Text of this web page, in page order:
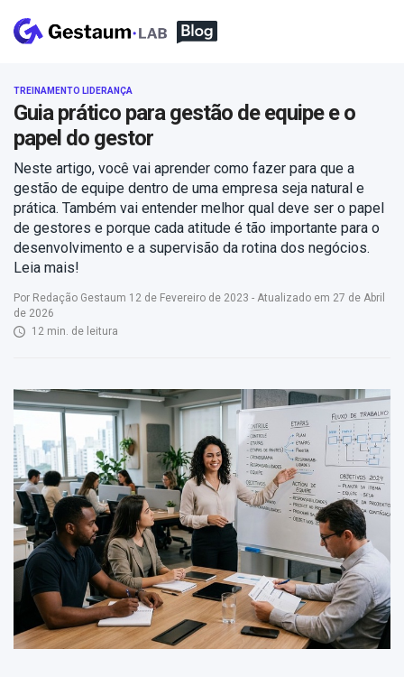
TREINAMENTO LIDERANÇA
Guia prático para gestão de equipe e o
papel do gestor
Neste artigo, você vai aprender como fazer para que a
gestão de equipe dentro de uma empresa seja natural e
prática. Também vai entender melhor qual deve ser o papel
de gestores e porque cada atitude é tão importante para o
desenvolvimento e a supervisão da rotina dos negócios.
Leia mais!
Por Redação Gestaum 12 de Fevereiro de 2023 - Atualizado em 27 de Abril
de 2026
12 min. de leitura